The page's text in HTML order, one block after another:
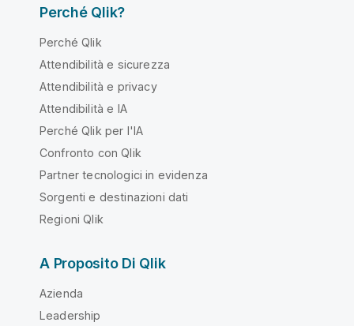
Perché Qlik?
Perché Qlik
Attendibilità e sicurezza
Attendibilità e privacy
Attendibilità e IA
Perché Qlik per l'IA
Confronto con Qlik
Partner tecnologici in evidenza
Sorgenti e destinazioni dati
Regioni Qlik
A Proposito Di Qlik
Azienda
Leadership